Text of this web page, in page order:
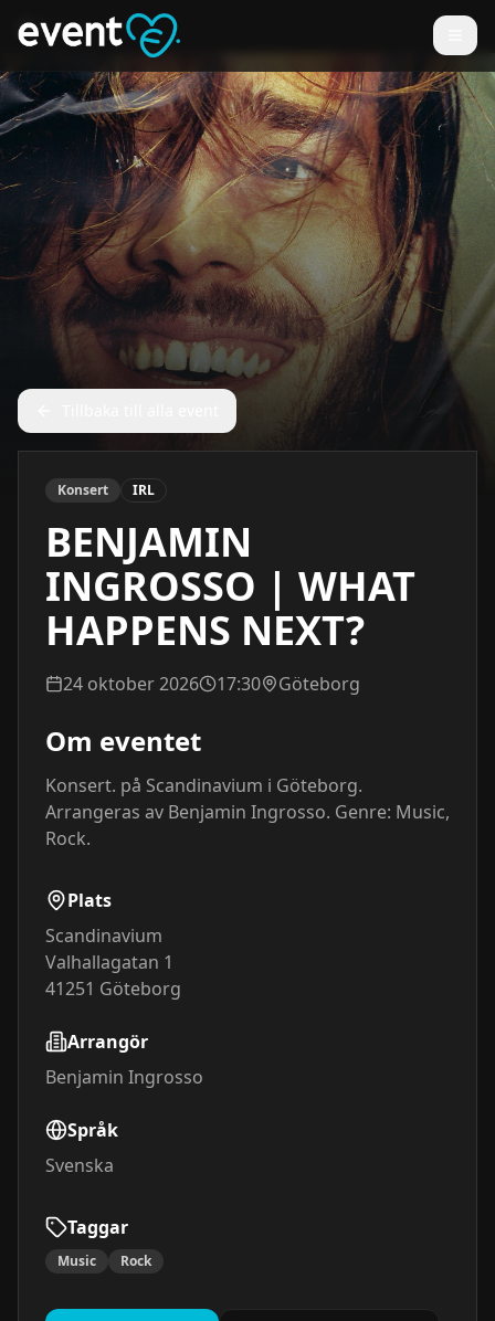
Konsert IRL
BENJAMIN
INGROSSO | WHAT
HAPPENS NEXT?
24 oktober 2026 17:30 Göteborg
Om eventet
Konsert. på Scandinavium i Göteborg.
Arrangeras av Benjamin Ingrosso. Genre: Music,
Rock.
Plats
Scandinavium
Valhallagatan 1
41251 Göteborg
Arrangör
Benjamin Ingrosso
Språk
Svenska
Taggar
Music Rock